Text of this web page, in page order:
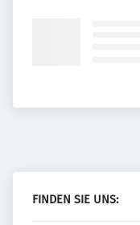
FINDEN SIE UNS: